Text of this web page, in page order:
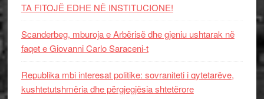
TA FITOJË EDHE NË INSTITUCIONE!
Scanderbeg, mburoja e Arbërisë dhe gjeniu ushtarak në
faqet e Giovanni Carlo Saraceni-t
Republika mbi interesat politike: sovraniteti i qytetarëve,
kushtetutshmëria dhe përgjegjësia shtetërore